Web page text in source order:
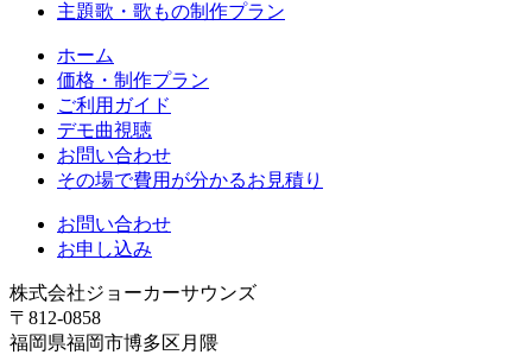
主題歌・歌もの制作プラン
ホーム
価格・制作プラン
ご利用ガイド
デモ曲視聴
お問い合わせ
その場で費用が分かるお見積り
お問い合わせ
お申し込み
株式会社ジョーカーサウンズ
〒812-0858
福岡県福岡市博多区月隈